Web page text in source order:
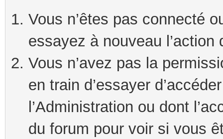
Vous n’êtes pas connecté
essayez à nouveau
Vous n’avez pas la
en train d’essayer
l’Administration ou dont
du forum pour voir si vous